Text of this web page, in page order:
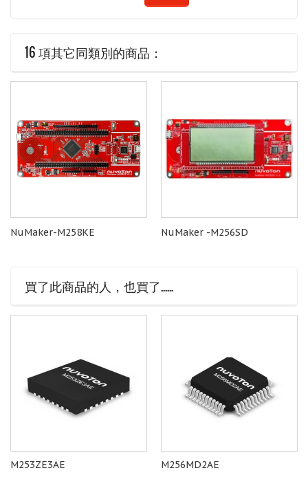
16 項其它同類別的商品：
NuMaker-M258KE NuMaker -M256SD
買了此商品的人，也買了......
M253ZE3AE M256MD2AE